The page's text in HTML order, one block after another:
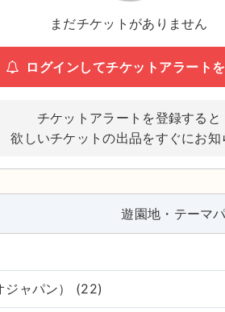
まだチケットがありません
ログインしてチケットアラート
チケットアラートを登録すると
欲しいチケットの出品をすぐにお知
遊園地・テーマ
ジャパン） (22)